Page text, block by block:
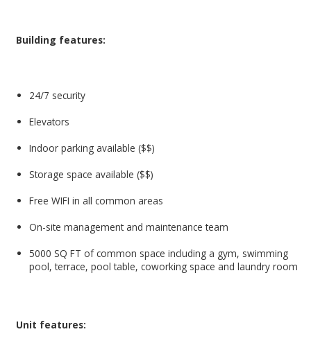
Building features:
24/7 security
Elevators
Indoor parking available ($$)
Storage space available ($$)
Free WIFI in all common areas
On-site management and maintenance team
5000 SQ FT of common space including a gym, swimming
pool, terrace, pool table, coworking space and laundry room
Unit features: